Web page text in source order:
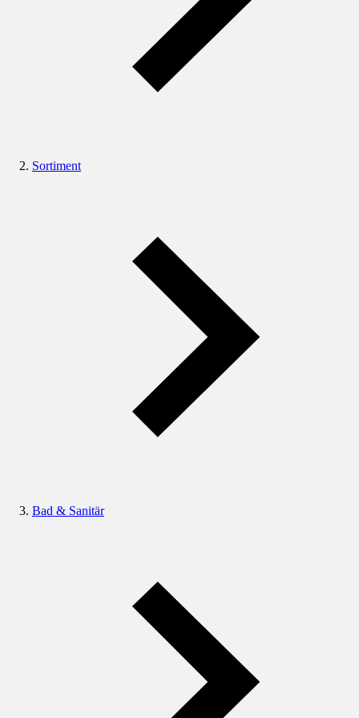
Sortiment
Bad & Sanitär